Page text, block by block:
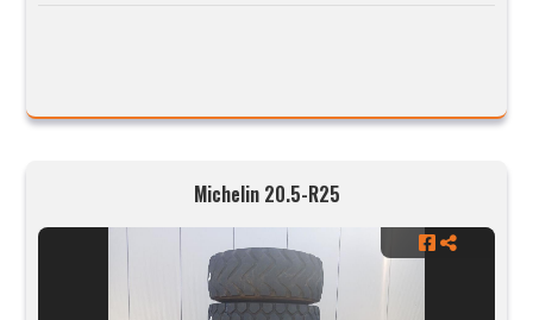
Michelin 20.5-R25